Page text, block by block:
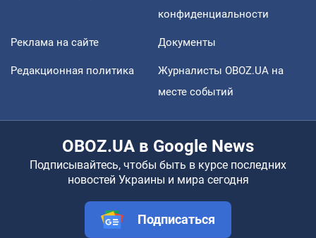
конфиденциальности
Реклама на сайте Документы
Редакционная политика
Журналисты OBOZ.UA на
месте событий
OBOZ.UA в Google News
Подписывайтесь, чтобы быть в курсе последних
новостей Украины и мира сегодня
Подписаться